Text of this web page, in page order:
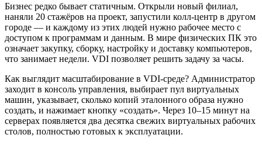
Бизнес редко бывает статичным. Открыли новый филиал,
наняли 20 стажёров на проект, запустили колл-центр в другом
городе — и каждому из этих людей нужно рабочее место с
доступом к программам и данным. В мире физических ПК это
означает закупку, сборку, настройку и доставку компьютеров,
что занимает недели. VDI позволяет решить задачу за часы.
Как выглядит масштабирование в VDI-среде? Администратор
заходит в консоль управления, выбирает пул виртуальных
машин, указывает, сколько копий эталонного образа нужно
создать, и нажимает кнопку «создать». Через 10–15 минут на
серверах появляется два десятка свежих виртуальных рабочих
столов, полностью готовых к эксплуатации.